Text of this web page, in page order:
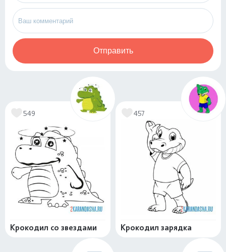
Отправить
549
Крокодил со звездами
457
Крокодил зарядка